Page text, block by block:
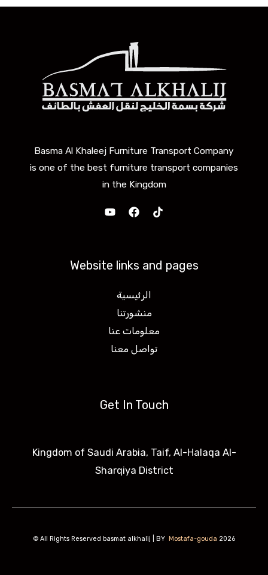
Basma Al Khaleej Furniture Transport Company
is one of the best furniture transport companies
in the Kingdom
Website links and pages
الرئيسية
منشورتنا
معلومات عنا
تواصل معنا
Get In Touch
Kingdom of Saudi Arabia, Taif, Al-Halaqa Al-
Sharqiya District
All Rights Reserved basmat alkhalij | BY Mostafa-gouda 2026 ©